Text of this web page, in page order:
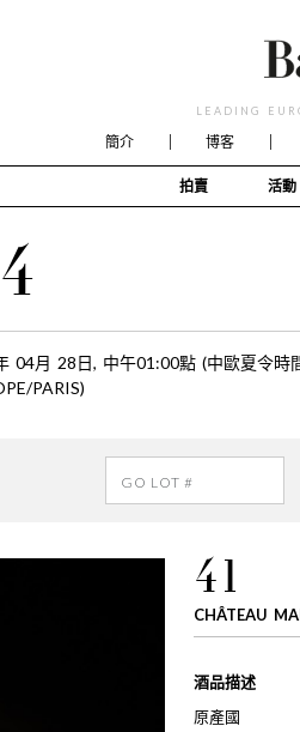
LEADING
拍賣 活動
簡介 博客
04月 28日, 中午01:00點 (中歐夏令時
PARIS)
41
CHÂTEAU
酒品描述
原產國